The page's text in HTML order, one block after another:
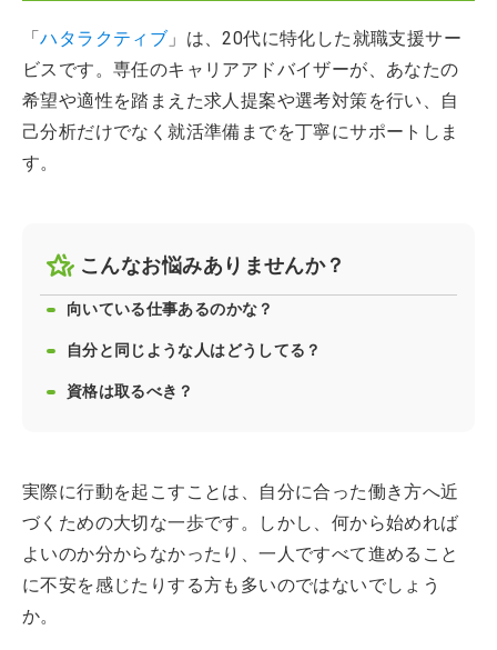
「ハタラクティブ 」は、20代に特化した就職支援サー
ビスです。専任のキャリアアドバイザーが、あなたの
希望や適性を踏まえた求人提案や選考対策を行い、自
己分析だけでなく就活準備までを丁寧にサポートしま
す。
こんなお悩みありませんか？
向いている仕事あるのかな？
自分と同じような人はどうしてる？
資格は取るべき？
実際に行動を起こすことは、自分に合った働き方へ近
づくための大切な一歩です。しかし、何から始めれば
よいのか分からなかったり、一人ですべて進めること
に不安を感じたりする方も多いのではないでしょう
か。